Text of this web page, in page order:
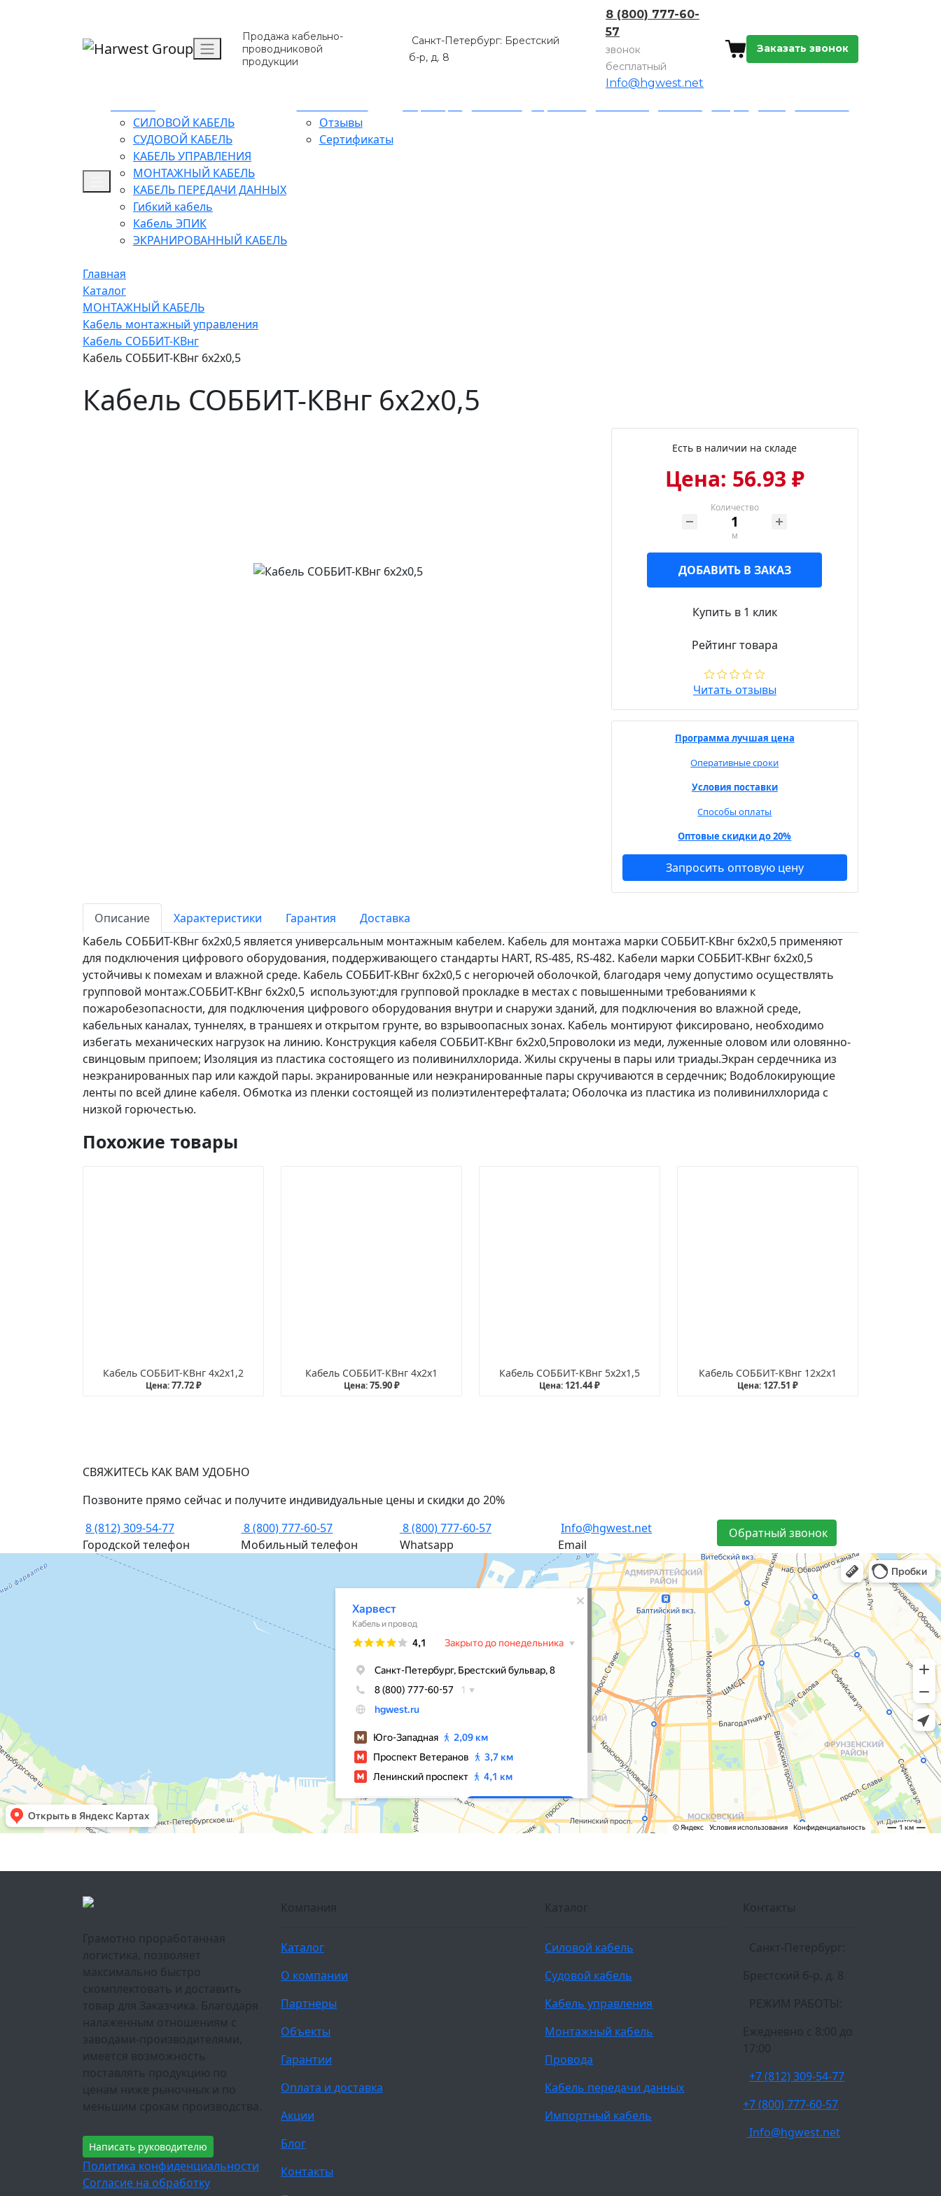
Продажа кабельно-
проводниковой
продукции
Санкт-Петербург: Брестский
б-р, д. 8
8 (800) 777-60-
57
звонок
бесплатный
Info@hgwest.net
Заказать звонок
СИЛОВОЙ КАБЕЛЬ
СУДОВОЙ КАБЕЛЬ
КАБЕЛЬ УПРАВЛЕНИЯ
МОНТАЖНЫЙ КАБЕЛЬ
КАБЕЛЬ ПЕРЕДАЧИ ДАННЫХ
Гибкий кабель
Кабель ЭПИК
ЭКРАНИРОВАННЫЙ КАБЕЛЬ
Отзывы
Сертификаты
Главная
Каталог
МОНТАЖНЫЙ КАБЕЛЬ
Кабель монтажный управления
Кабель СОББИТ-КВнг
Кабель СОББИТ-КВнг 6х2х0,5
Кабель СОББИТ-КВнг 6х2х0,5
Есть в наличии на складе
Цена: 56.93 ₽
Количество
м
ДОБАВИТЬ В ЗАКАЗ
Купить в 1 клик
Рейтинг товара
Читать отзывы
Программа лучшая цена
Оперативные сроки
Условия поставки
Способы оплаты
Оптовые скидки до 20%
Запросить оптовую цену
Описание Характеристики Гарантия
Доставка
Кабель СОББИТ-КВнг 6х2х0,5 является универсальным монтажным кабелем. Кабель для монтажа марки СОББИТ-КВнг 6х2х0,5 применяют
для подключения цифрового оборудования, поддерживающего стандарты HART, RS-485, RS-482. Кабели марки СОББИТ-КВнг 6х2х0,5
устойчивы к помехам и влажной среде. Кабель СОББИТ-КВнг 6х2х0,5 с негорючей оболочкой, благодаря чему допустимо осуществлять
групповой монтаж.СОББИТ-КВнг 6х2х0,5 используют:для групповой прокладке в местах с повышенными требованиями к
пожаробезопасности, для подключения цифрового оборудования внутри и снаружи зданий, для подключения во влажной среде,
кабельных каналах, туннелях, в траншеях и открытом грунте, во взрывоопасных зонах. Кабель монтируют фиксировано, необходимо
избегать механических нагрузок на линию. Конструкция кабеля СОББИТ-КВнг 6х2х0,5проволоки из меди, луженные оловом или оловянно-
свинцовым припоем; Изоляция из пластика состоящего из поливинилхлорида. Жилы скручены в пары или триады.Экран сердечника из
неэкранированных пар или каждой пары. экранированные или неэкранированные пары скручиваются в сердечник; Водоблокирующие
ленты по всей длине кабеля. Обмотка из пленки состоящей из полиэтилентерефталата; Оболочка из пластика из поливинилхлорида с
низкой горючестью.
Похожие товары
Кабель СОББИТ-КВнг 4х2х1,2
Цена:77.72 ₽
Кабель СОББИТ-КВнг 4х2х1
Цена:75.90 ₽
Кабель СОББИТ-КВнг 5х2х1,5
Цена: 121.44 ₽
Кабель СОББИТ-КВнг 12х2х1
Цена: 127.51 ₽
СВЯЖИТЕСЬ КАК ВАМ УДОБНО
Позвоните прямо сейчас и получите индивидуальные цены и скидки до 20%
8 (812) 309-54-77
Городской телефон
8 (800) 777-60-57
Мобильный телефон
8 (800) 777-60-57
Whatsapp
Info@hgwest.net
Email
Обратный звонок
Грамотно проработанная
логистика, позволяет
максимально быстро
скомплектовать и доставить
товар для Заказчика. Благодаря
налаженным отношениям с
заводами-производителями,
имеется возможность
поставлять продукцию по
ценам ниже рыночных и по
меньшим срокам производства.
Написать руководителю
Политика конфиденциальности
Согласие на обработку
Компания
Каталог
О компании
Партнеры
Объекты
Гарантии
Оплата и доставка
Акции
Блог
Контакты
Каталог
Силовой кабель
Судовой кабель
Кабель управления
Монтажный кабель
Провода
Кабель передачи данных
Импортный кабель
Контакты
Санкт-Петербург:
Брестский б-р, д. 8
РЕЖИМ РАБОТЫ:
Ежедневно c 8:00 до
17:00
+7 (812) 309-54-77
+7 (800) 777-60-57
Info@hgwest.net